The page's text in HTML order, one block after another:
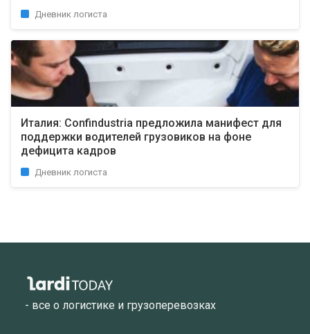
Дневник логиста
Италия: Confindustria предложила манифест для
поддержки водителей грузовиков на фоне
дефицита кадров
Дневник логиста
- все о логистике и грузоперевозках